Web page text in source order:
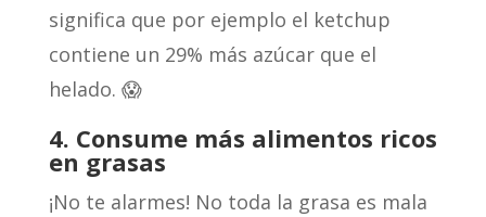
significa que por ejemplo el ketchup
contiene un 29% más azúcar que el
helado. 😱
4. Consume más alimentos ricos
en grasas
¡No te alarmes! No toda la grasa es mala